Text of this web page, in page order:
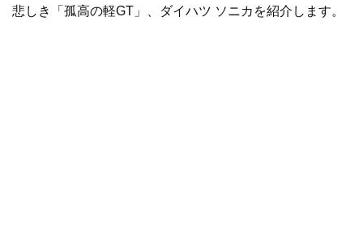
悲しき「孤高の軽GT」、ダイハツ ソニカを紹介します。